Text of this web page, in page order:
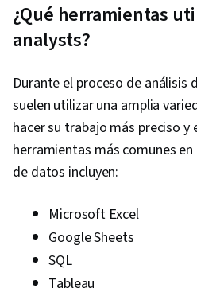
Presentation,
Programming,
Package), Data
Analytics,
Data Processing,
Data
Driven Decision-
Visualization
¿Qué herramientas
analysts?
Durante el proceso de análisis
suelen utilizar una amplia
hacer su trabajo más preciso y
herramientas más comunes
de datos incluyen:
Microsoft Excel
Google Sheets
SQL
Tableau